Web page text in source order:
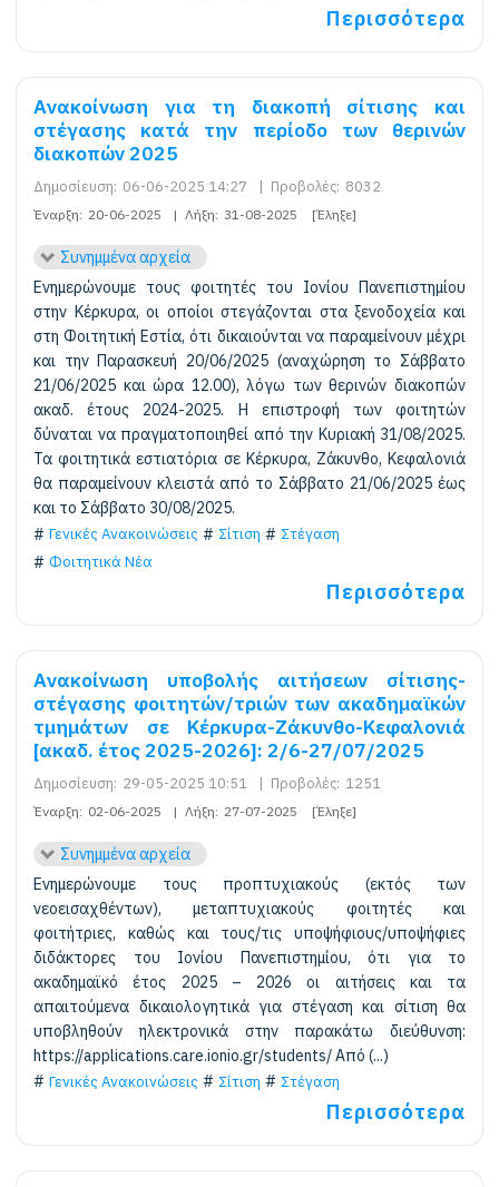
Περισσότερα
Ανακοίνωση για τη διακοπή σίτισης και
στέγασης κατά την περίοδο των θερινών
διακοπών 2025
Δημοσίευση: 06-06-2025 14:27 | Προβολές: 8032
Έναρξη: 20-06-2025 | Λήξη: 31-08-2025 [Έληξε]
Συνημμένα αρχεία
Ενημερώνουμε τους φοιτητές του Ιονίου Πανεπιστημίου
στην Κέρκυρα, οι οποίοι στεγάζονται στα ξενοδοχεία και
στη Φοιτητική Εστία, ότι δικαιούνται να παραμείνουν μέχρι
και την Παρασκευή 20/06/2025 (αναχώρηση το Σάββατο
21/06/2025 και ώρα 12.00), λόγω των θερινών διακοπών
ακαδ. έτους 2024-2025. Η επιστροφή των φοιτητών
δύναται να πραγματοποιηθεί από την Κυριακή 31/08/2025.
Τα φοιτητικά εστιατόρια σε Κέρκυρα, Ζάκυνθο, Κεφαλονιά
θα παραμείνουν κλειστά από το Σάββατο 21/06/2025 έως
και το Σάββατο 30/08/2025.
Γενικές Ανακοινώσεις
Σίτιση
Στέγαση
Φοιτητικά Νέα
Περισσότερα
Ανακοίνωση υποβολής αιτήσεων σίτισης-
στέγασης φοιτητών/τριών των ακαδημαϊκών
τμημάτων σε Κέρκυρα-Ζάκυνθο-Κεφαλονιά
[ακαδ. έτος 2025-2026]: 2/6-27/07/2025
Δημοσίευση: 29-05-2025 10:51 | Προβολές: 1251
Έναρξη: 02-06-2025 | Λήξη: 27-07-2025 [Έληξε]
Συνημμένα αρχεία
Ενημερώνουμε τους προπτυχιακούς (εκτός των
νεοεισαχθέντων), μεταπτυχιακούς φοιτητές και
φοιτήτριες, καθώς και τους/τις υποψήφιους/υποψήφιες
διδάκτορες του Ιονίου Πανεπιστημίου, ότι για το
ακαδημαϊκό έτος 2025 – 2026 οι αιτήσεις και τα
απαιτούμενα δικαιολογητικά για στέγαση και σίτιση θα
υποβληθούν ηλεκτρονικά στην παρακάτω διεύθυνση:
https://applications.care.ionio.gr/students/ Από (...)
Γενικές Ανακοινώσεις
Σίτιση Στέγαση
Περισσότερα